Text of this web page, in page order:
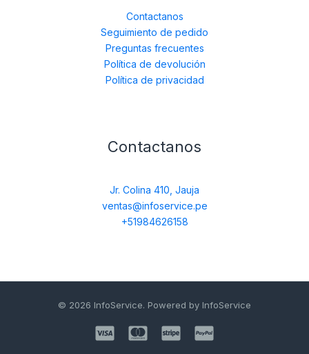
Contactanos
Seguimiento de pedido
Preguntas frecuentes
Política de devolución
Política de privacidad
Contactanos
Jr. Colina 410, Jauja
ventas@infoservice.pe
+51984626158
© 2026 InfoService. Powered by InfoService